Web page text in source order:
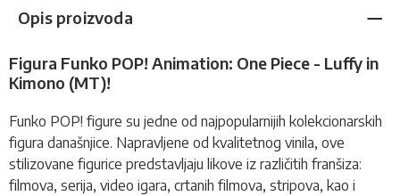
Opis proizvoda
Figura Funko POP! Animation: One Piece - Luffy in
Kimono (MT)!
Funko POP! figure su jedne od najpopularnijih kolekcionarskih
figura današnjice. Napravljene od kvalitetnog vinila, ove
stilizovane figurice predstavljaju likove iz različitih franšiza:
filmova, serija, video igara, crtanih filmova, stripova, kao i